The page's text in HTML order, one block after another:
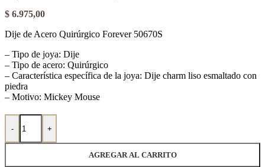
$ 6.975,00
Dije de Acero Quirúrgico Forever 50670S
– Tipo de joya: Dije
– Tipo de acero: Quirúrgico
– Característica específica de la joya: Dije charm liso esmaltado con
piedra
– Motivo: Mickey Mouse
-
Dije de Acero Quirúrgico Forever 50670S cantidad
+
AGREGAR AL CARRITO